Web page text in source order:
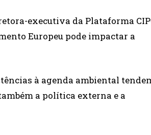
executiva da Plataforma
Europeu pode impactar a
à agenda ambiental
a política externa e a